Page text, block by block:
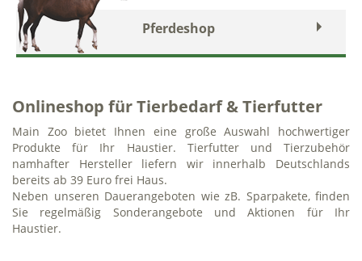
Pferdeshop
Onlineshop für Tierbedarf & Tierfutter
Main Zoo bietet Ihnen eine große Auswahl hochwertiger
Produkte für Ihr Haustier. Tierfutter und Tierzubehör
namhafter Hersteller liefern wir innerhalb Deutschlands
bereits ab 39 Euro frei Haus.
Neben unseren Dauerangeboten wie zB. Sparpakete, finden
Sie regelmäßig Sonderangebote und Aktionen für Ihr
Haustier.